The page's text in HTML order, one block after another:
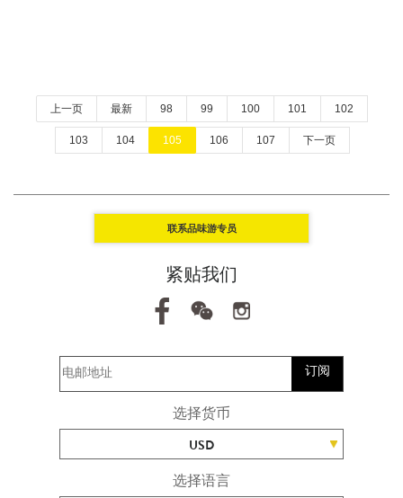
上一页 最新 98 99 100 101 102
103 104 105 106 107 下一页
联系品味游专员
紧贴我们
订阅
选择货币
USD
选择语言